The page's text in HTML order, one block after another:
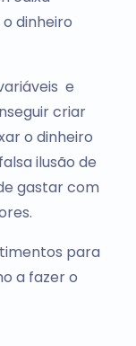
dinheiro
e
criar
o dinheiro
ilusão de
gastar com
para
a fazer o